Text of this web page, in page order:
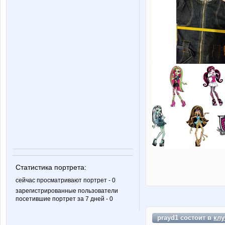
Статистика портрета:
сейчас просматривают портрет - 0
зарегистрированные пользователи
посетившие портрет за 7 дней - 0
prayd1 состоит в